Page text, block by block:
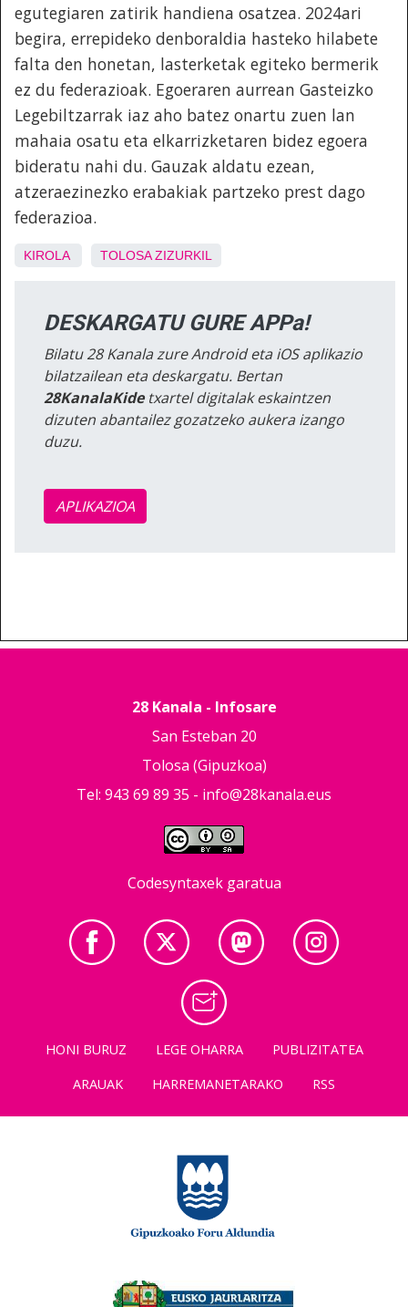
egutegiaren zatirik handiena osatzea. 2024ari
begira, errepideko denboraldia hasteko hilabete
falta den honetan, lasterketak egiteko bermerik
ez du federazioak. Egoeraren aurrean Gasteizko
Legebiltzarrak iaz aho batez onartu zuen lan
mahaia osatu eta elkarrizketaren bidez egoera
bideratu nahi du. Gauzak aldatu ezean,
atzeraezinezko erabakiak partzeko prest dago
federazioa.
KIROLA TOLOSA ZIZURKIL
DESKARGATU GURE APPa!
Bilatu 28 Kanala zure Android eta iOS aplikazio
bilatzailean eta deskargatu. Bertan
28KanalaKidetxartel digitalak eskaintzen
dizuten abantailez gozatzeko aukera izango
duzu.
APLIKAZIOA
28 Kanala - Infosare
San Esteban 20
Tolosa (Gipuzkoa)
Tel: 943 69 89 35 - info@28kanala.eus
Codesyntaxek garatua
HONI BURUZ LEGE OHARRA
PUBLIZITATEA
ARAUAK
HARREMANETARAKO RSS